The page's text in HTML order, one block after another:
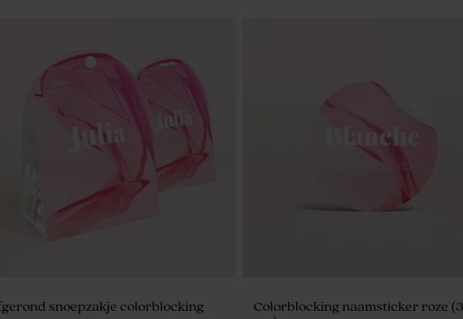
snoepzakje colorblocking
Colorblocking naamsticker roze